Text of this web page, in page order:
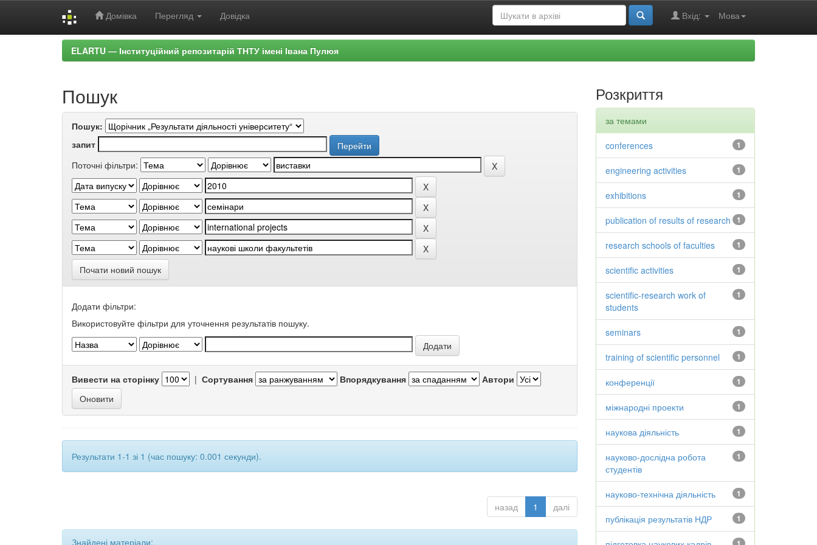
Домівка Перегляд Довідка Мова
Вхід:
ELARTU — Інституційний репозитарій ТНТУ імені Івана Пулюя
Пошук
Пошук:
запит
Поточні фільтри:
Почати новий пошук
Додати фільтри:
Використовуйте фільтри для уточнення результатів пошуку.
Вивести на сторінку | Сортування Впорядкування Автори
Результати 1-1 зі 1 (час пошуку: 0.001 секунди).
назад 1 далі
Знайдені матеріали:
Розкриття
за темами
1
conferences
1
engineering activities
1
exhibitions
1
publication of results of research
1
research schools of faculties
1
scientific activities
1
scientific-research work of
students
1
seminars
1
training of scientific personnel
1
конференції
1
міжнародні проекти
1
наукова діяльність
1
науково-дослідна робота
студентів
1
науково-технічна діяльність
1
публікація результатів НДР